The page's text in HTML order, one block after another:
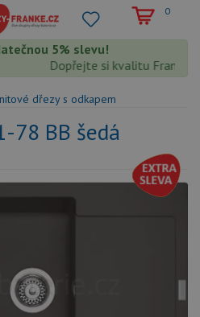
0
5% slevu!
Dopřejte si kvalitu Franke s
dřezy s odkapem
78 BB šedá